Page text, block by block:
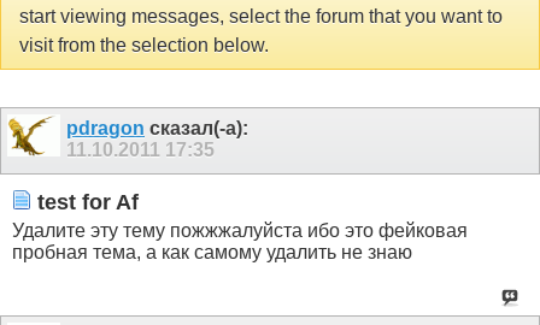
start viewing messages, select the forum that you want to
visit from the selection below.
pdragon сказал(-а):
11.10.2011 17:35
test for Af
Удалите эту тему пожжжалуйста ибо это фейковая
пробная тема, а как самому удалить не знаю